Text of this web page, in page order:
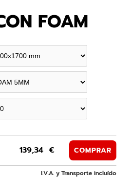
FOAM
139,34 € COMPRAR
I.V.A. y Transporte incluído